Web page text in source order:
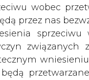
wobec
przez nas
sprzeciwu
związanych
PODPIS